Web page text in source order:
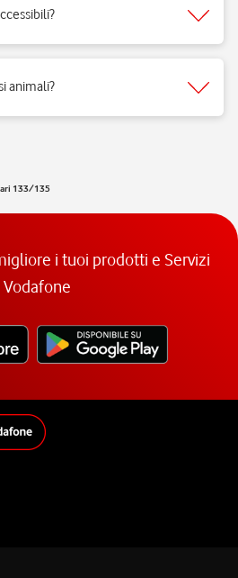
animali?
133/135
i tuoi prodotti e Servizi
Vodafone